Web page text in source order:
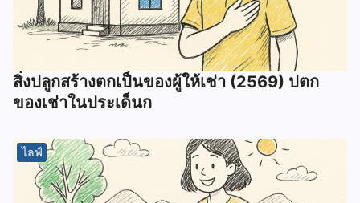
สิ่งปลูกสร้างตกเป็นของผู้ให้เช่า (2569) ปตก
ของเช่าในประเด็นก
ไลฟ์